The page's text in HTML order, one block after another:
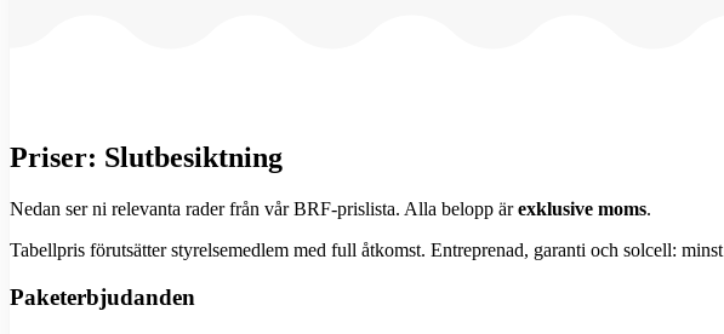
Priser: Slutbesiktning
Nedan ser ni relevanta rader från vår BRF-prislista. Alla belopp är exklusive moms.
Tabellpris förutsätter styrelsemedlem med full åtkomst. Entreprenad, garanti och solcell: minst
Paketerbjudanden